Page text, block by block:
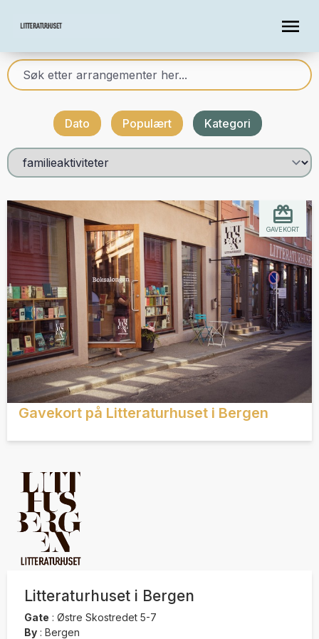
Dato Populært Kategori
Gavekort på Litteraturhuset i Bergen
GAVEKORT
Litteraturhuset i Bergen
Gate : Østre Skostredet 5-7
By : Bergen